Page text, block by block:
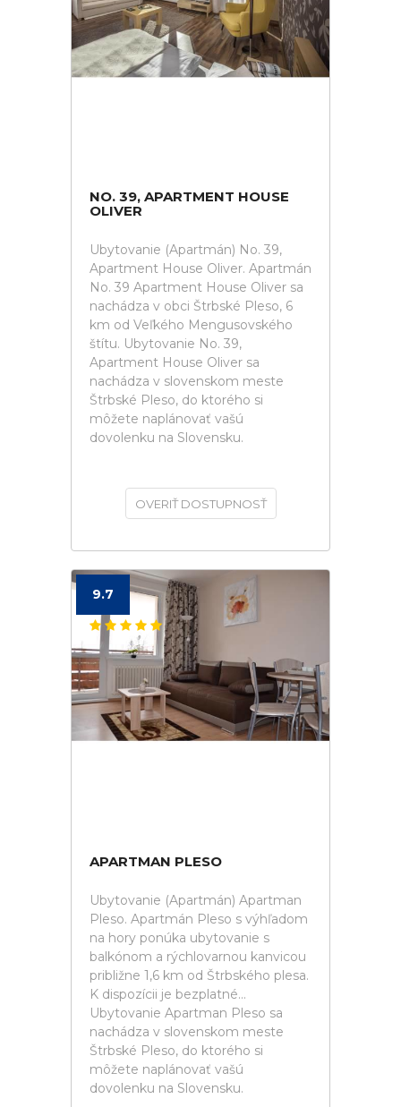
NO. 39, APARTMENT HOUSE
OLIVER
Ubytovanie (Apartmán) No. 39,
Apartment House Oliver. Apartmán
No. 39 Apartment House Oliver sa
nachádza v obci Štrbské Pleso, 6
km od Veľkého Mengusovského
štítu. Ubytovanie No. 39,
Apartment House Oliver sa
nachádza v slovenskom meste
Štrbské Pleso, do ktorého si
môžete naplánovať vašú
dovolenku na Slovensku.
OVERIŤ DOSTUPNOSŤ
9.7
APARTMAN PLESO
Ubytovanie (Apartmán) Apartman
Pleso. Apartmán Pleso s výhľadom
na hory ponúka ubytovanie s
balkónom a rýchlovarnou kanvicou
približne 1,6 km od Štrbského plesa.
K dispozícii je bezplatné...
Ubytovanie Apartman Pleso sa
nachádza v slovenskom meste
Štrbské Pleso, do ktorého si
môžete naplánovať vašú
dovolenku na Slovensku.